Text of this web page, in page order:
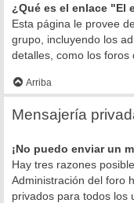
¿Qué es el enlace "El
Esta página le provee
grupo, incluyendo los
detalles, como los foros
Arriba
Mensajería
¡No puedo enviar un
Hay tres razones
Administración del foro
privados para todos los